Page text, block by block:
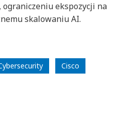
ograniczeniu ekspozycji na
skalowaniu AI.
Cisco